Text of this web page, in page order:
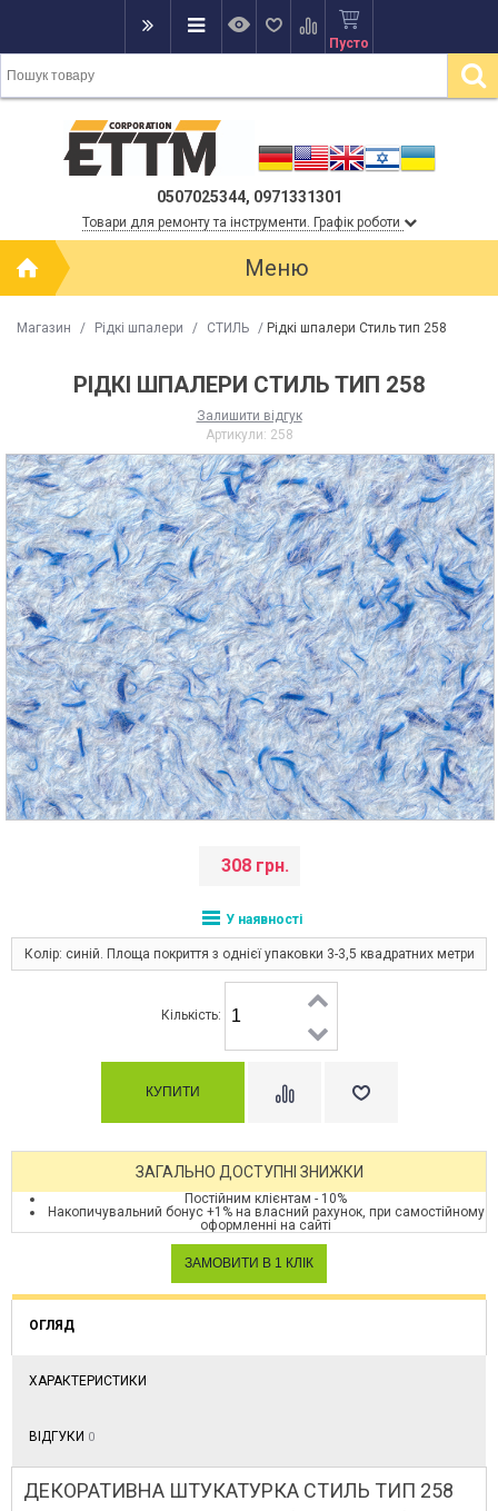
Пусто
0507025344, 0971331301
Товари для ремонту та інструменти. Графік роботи
Меню
Магазин / Рідкі шпалери / СТИЛЬ / Рідкі шпалери Стиль тип 258
РІДКІ ШПАЛЕРИ СТИЛЬ ТИП 258
Залишити відгук
Артикули: 258
308 грн.
У наявності
Колір: синій. Площа покриття з однієї упаковки 3-3,5 квадратних метри
Кількість:
ЗАГАЛЬНО ДОСТУПНІ ЗНИЖКИ
Постійним клієнтам - 10%
Накопичувальний бонус +1% на власний рахунок, при самостійному
оформленні на сайті
ОГЛЯД
ХАРАКТЕРИСТИКИ
ВІДГУКИ 0
ДЕКОРАТИВНА ШТУКАТУРКА СТИЛЬ ТИП 258